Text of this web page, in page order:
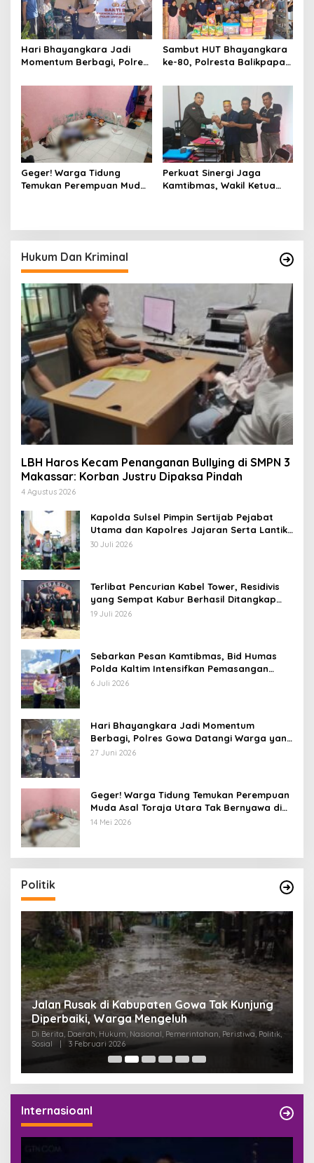
Hari Bhayangkara Jadi
Momentum Berbagi, Polres
Membutuhkan
Sambut HUT Bhayangkara
ke-80, Polresta Balikpapan
Asuhan Jabal Rahmah
Geger! Warga Tidung
Temukan Perempuan Muda
Perkuat Sinergi Jaga
Kamtibmas, Wakil Ketua
Hukum Dan Kriminal
LBH Haros Kecam Penanganan Bullying di SMPN 3
Makassar: Korban Justru Dipaksa Pindah
4 Agustus 2026
Kapolda Sulsel Pimpin Sertijab Pejabat
Utama dan Kapolres Jajaran Serta Lantik
Karolog dan Kapolresta Gowa
30 Juli 2026
Terlibat Pencurian Kabel Tower, Residivis
yang Sempat Kabur Berhasil Ditangkap
Tim Gabungan di Jeneponto
19 Juli 2026
Sebarkan Pesan Kamtibmas, Bid Humas
Polda Kaltim Intensifkan Pemasangan
Spanduk serta Pembagian Stiker
6 Juli 2026
Hari Bhayangkara Jadi Momentum
Berbagi, Polres Gowa Datangi Warga yang
Membutuhkan
27 Juni 2026
Geger! Warga Tidung Temukan Perempuan
Muda Asal Toraja Utara Tak Bernyawa di
Kamar Kos
14 Mei 2026
Politik
Jalan Rusak di Kabupaten Gowa Tak Kunjung
Diperbaiki, Warga Mengeluh
Di Berita, Daerah, Hukum, Nasional, Pemerintahan, Peristiwa, Politik,
Sosial
| 3 Februari 2026
Internasioanl